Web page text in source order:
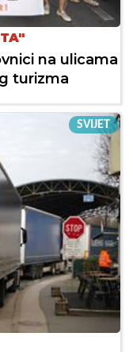
na ulicama
turizma
SVIJET